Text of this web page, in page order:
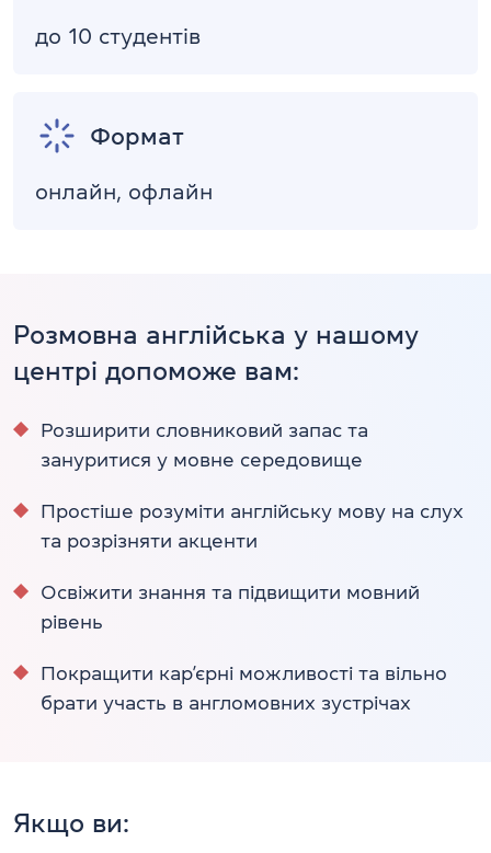
до 10 студентів
Формат
онлайн, офлайн
Розмовна англійська у нашому
центрі допоможе вам:
Розширити словниковий запас та
зануритися у мовне середовище
Простіше розуміти англійську мову на слух
та розрізняти акценти
Освіжити знання та підвищити мовний
рівень
Покращити кар’єрні можливості та вільно
брати участь в англомовних зустрічах
Якщо ви: